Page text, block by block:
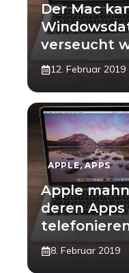
Der Mac
verseucht
12. Februar 2019
APPLE,APPS
Apple
deren Apps
8. Februar 2019